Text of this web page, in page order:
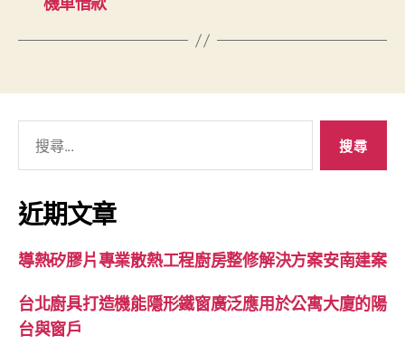
關
鍵
字:
近期文章
導熱矽膠片專業散熱工程廚房整修解決方案安南建案
台北廚具打造機能隱形鐵窗廣泛應用於公寓大廈的陽
台與窗戶